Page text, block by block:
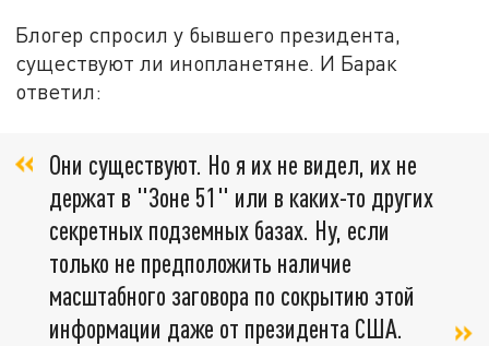
Блогер спросил у бывшего президента,
существуют ли инопланетяне. И Барак
ответил:
Они существуют. Но я их не видел, их не
держат в "Зоне 51" или в каких-то других
секретных подземных базах. Ну, если
только не предположить наличие
масштабного заговора по сокрытию этой
информации даже от президента США.